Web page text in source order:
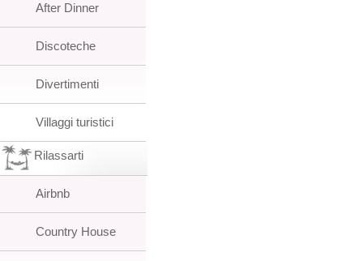
After Dinner
Discoteche
Divertimenti
Villaggi turistici
Rilassarti
Airbnb
Country House